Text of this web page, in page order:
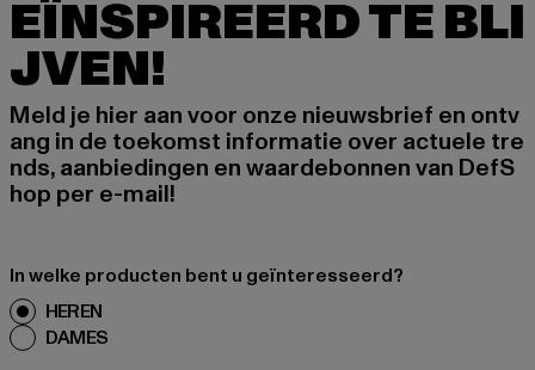
EÏNSPIREERD TE BLI
JVEN!
Meld je hier aan voor onze nieuwsbrief en ontv
ang in de toekomst informatie over actuele tre
nds, aanbiedingen en waardebonnen van DefS
hop per e-mail!
In welke producten bent u geïnteresseerd?
HEREN
DAMES